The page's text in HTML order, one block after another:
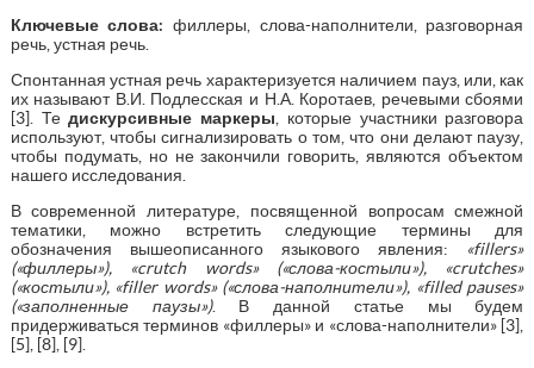
Ключевые слова: филлеры, слова-наполнители, разговорная
речь, устная речь.
Спонтанная устная речь характеризуется наличием пауз, или, как
их называют В.И. Подлесская и Н.А. Коротаев, речевыми сбоями
[3]. Тедискурсивные маркеры , которые участники разговора
используют, чтобы сигнализировать о том, что они делают паузу,
чтобы подумать, но не закончили говорить, являются объектом
нашего исследования.
В современной литературе, посвященной вопросам смежной
тематики, можно встретить следующие термины для
обозначения вышеописанного языкового явления:
«fillers»
(«филлеры»), «crutch words» («слова-костыли»), «crutches»
(«костыли»), «filler words» («слова-наполнители»), «filled pauses»
(«заполненные паузы»). В данной статье мы будем
придерживаться терминов «филлеры» и «слова-наполнители» [3],
[5], [8], [9].